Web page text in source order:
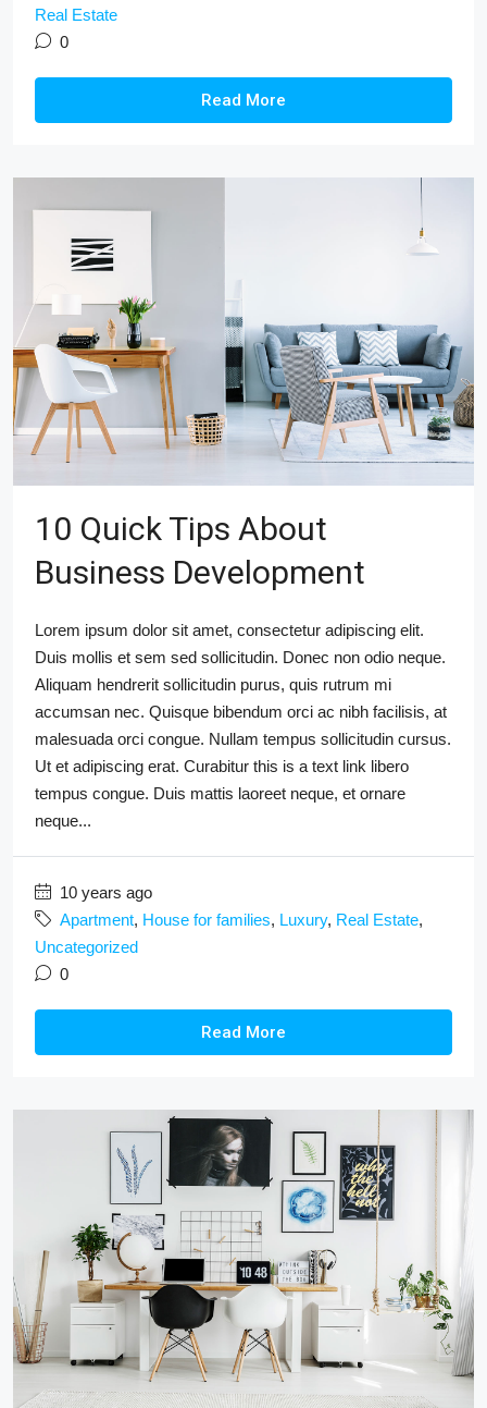
Real Estate
0
Read More
10 Quick Tips About
Business Development
Lorem ipsum dolor sit amet, consectetur adipiscing elit.
Duis mollis et sem sed sollicitudin. Donec non odio neque.
Aliquam hendrerit sollicitudin purus, quis rutrum mi
accumsan nec. Quisque bibendum orci ac nibh facilisis, at
malesuada orci congue. Nullam tempus sollicitudin cursus.
Ut et adipiscing erat. Curabitur this is a text link libero
tempus congue. Duis mattis laoreet neque, et ornare
neque...
10 years ago
Apartment, House for families, Luxury, Real Estate,
Uncategorized
0
Read More